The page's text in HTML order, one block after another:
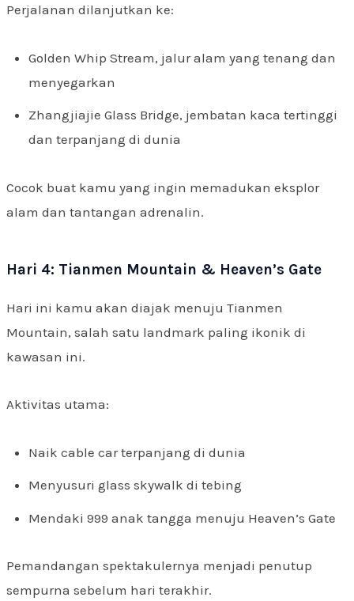
Perjalanan dilanjutkan ke:
Golden Whip Stream, jalur alam yang tenang dan
menyegarkan
Zhangjiajie Glass Bridge, jembatan kaca tertinggi
dan terpanjang di dunia
Cocok buat kamu yang ingin memadukan eksplor
alam dan tantangan adrenalin.
Hari 4: Tianmen Mountain & Heaven’s Gate
Hari ini kamu akan diajak menuju Tianmen
Mountain, salah satu landmark paling ikonik di
kawasan ini.
Aktivitas utama:
Naik cable car terpanjang di dunia
Menyusuri glass skywalk di tebing
Mendaki 999 anak tangga menuju Heaven’s Gate
Pemandangan spektakulernya menjadi penutup
sempurna sebelum hari terakhir.